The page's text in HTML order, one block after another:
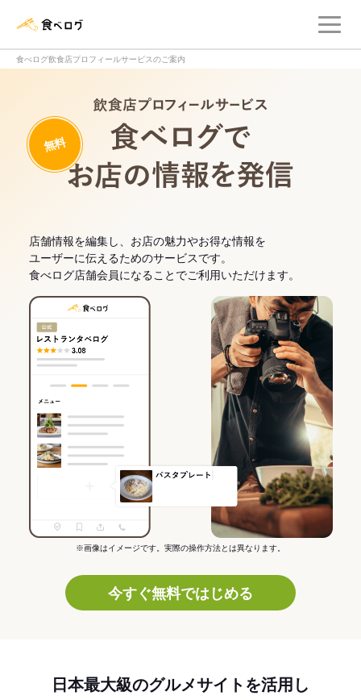
食べログ飲食店プロフィールサービスのご案内
無料
店舗情報を編集し、お店の魅力やお得な情報を
ユーザーに伝えるためのサービスです。
食べログ店舗会員になることでご利用いただけます。
※画像はイメージです。実際の操作方法とは異なります。
今すぐ無料ではじめる
日本最大級のグルメサイトを活用し